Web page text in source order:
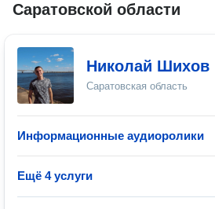
Саратовской области
Николай Шихов
Саратовская область
Информационные аудиоролики
Ещё 4 услуги